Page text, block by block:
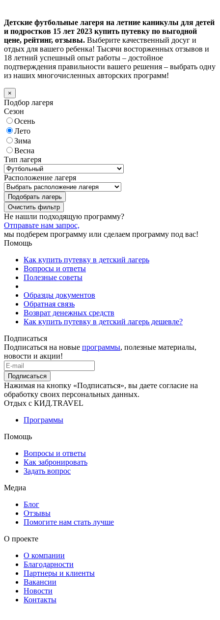
Детские футбольные лагеря на летние каникулы для детей
и подростков 15 лет 2023 купить путевку по выгодной
цене, рейтинг, отзывы. Выберите качественный досуг и
отдых для вашего ребенка! Тысячи восторженных отзывов и
18 летний успешный опыт работы – достойное
подтверждения правильности вашего решения – выбрать одну
из наших многочисленных авторских программ!
×
Подбор лагеря
Сезон
Осень
Лето
Зима
Весна
Тип лагеря
Расположение лагеря
Подобрать лагерь
Не нашли подходящую программу?
Отправьте нам запрос,
мы подберем программу или сделаем программу под вас!
Помощь
Как купить путевку в детский лагерь
Вопросы и ответы
Полезные советы
Образцы документов
Обратная связь
Возврат денежных средств
Как купить путевку в детский лагерь дешевле?
Подписаться
Подписаться на новые программы, полезные материалы,
новости и акции!
Подписаться
Нажимая на кнопку «Подписаться», вы даете согласие на
обработку своих персональных данных.
Отдых с КИД.TRAVEL
Программы
Помощь
Вопросы и ответы
Как забронировать
Задать вопрос
Медиа
Блог
Отзывы
Помогите нам стать лучше
О проекте
О компании
Благодарности
Партнеры и клиенты
Вакансии
Новости
Контакты